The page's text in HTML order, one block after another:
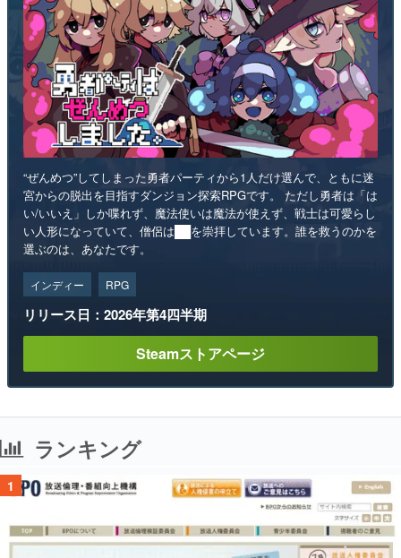
“ぜんめつ”してしまった勇者パーティから1人だけ選んで、ともに迷
宮からの脱出を目指すダンジョン探索RPGです。 ただし勇者は「は
い/いいえ」しか喋れず、魔法使いは魔法が使えず、戦士は可愛らし
い人形になっていて、僧侶は██を崇拝しています。誰を救うのかを
選ぶのは、あなたです。
インディー RPG
リリース日：2026年第4四半期
Steamストアページ
ランキング
1